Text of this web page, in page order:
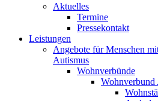
Aktuelles
Termine
Pressekontakt
Leistungen
Angebote für Menschen
Autismus
Wohnverbünde
Wohnverbund